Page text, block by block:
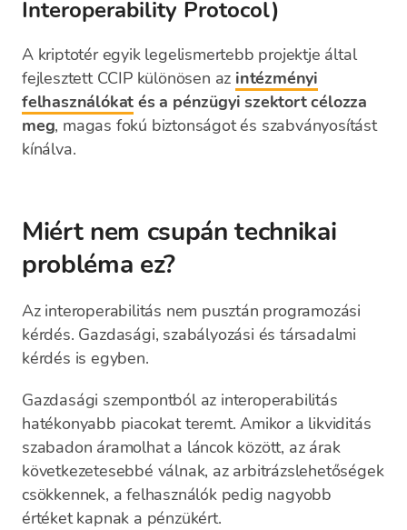
Interoperability Protocol)
A kriptotér egyik legelismertebb projektje által
fejlesztett CCIP különösen az intézményi
felhasználókat és a pénzügyi szektort célozza
meg, magas fokú biztonságot és szabványosítást
kínálva.
Miért nem csupán technikai
probléma ez?
Az interoperabilitás nem pusztán programozási
kérdés. Gazdasági, szabályozási és társadalmi
kérdés is egyben.
Gazdasági szempontból az interoperabilitás
hatékonyabb piacokat teremt. Amikor a likviditás
szabadon áramolhat a láncok között, az árak
következetesebbé válnak, az arbitrázslehetőségek
csökkennek, a felhasználók pedig nagyobb
értéket kapnak a pénzükért.